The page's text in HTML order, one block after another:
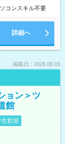
コンスキル不要
詳細へ
掲載日：2026.08.03
ョン＞ツ
館
生歓迎